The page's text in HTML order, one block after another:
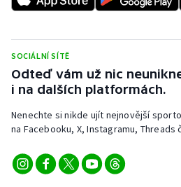
SOCIÁLNÍ SÍTĚ
Odteď vám už nic
i na dalších platformách.
Nenechte si nikde ujít nejnovější
na Facebooku, X, Instagramu, Threads